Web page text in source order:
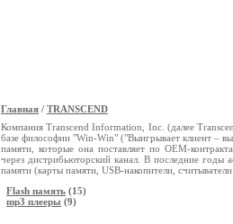
Главная / TRANSCEND
Компания Transcend Information, Inc. (далее
базе философии "Win-Win" ("Выигрывает клиент –
памяти, которые она поставляет по ОЕМ-
через дистрибьюторский канал. В последние
памяти (карты памяти, USB-накопители,
Flash память (15)
mp3 плееры (9)